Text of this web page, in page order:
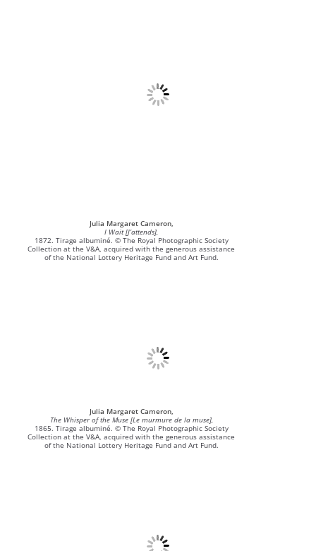
Julia Margaret Cameron,
I Wait [J’attends],
1872. Tirage albuminé. © The Royal Photographic Society
Collection at the V&A, acquired with the generous assistance
of the National Lottery Heritage Fund and Art Fund.
Julia Margaret Cameron,
The Whisper of the Muse [Le murmure de la muse],
1865. Tirage albuminé. © The Royal Photographic Society
Collection at the V&A, acquired with the generous assistance
of the National Lottery Heritage Fund and Art Fund.